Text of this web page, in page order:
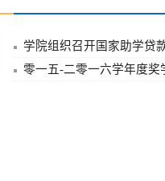
学院组织召开国家助学贷
零一五-二零一六学年度奖